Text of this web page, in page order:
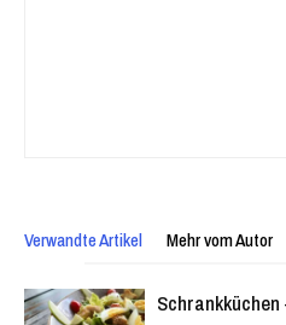
Verwandte Artikel Mehr vom Autor